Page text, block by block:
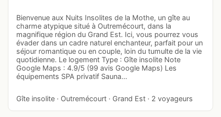
Bienvenue aux Nuits Insolites de la Mothe, un gîte au
charme atypique situé à Outremécourt, dans la
magnifique région du Grand Est. Ici, vous pourrez vous
évader dans un cadre naturel enchanteur, parfait pour un
séjour romantique ou en couple, loin du tumulte de la vie
quotidienne. Le logement Type : Gîte insolite Note
Google Maps : 4.9/5 (99 avis Google Maps) Les
équipements SPA privatif Sauna…
Gîte insolite · Outremécourt · Grand Est · 2 voyageurs